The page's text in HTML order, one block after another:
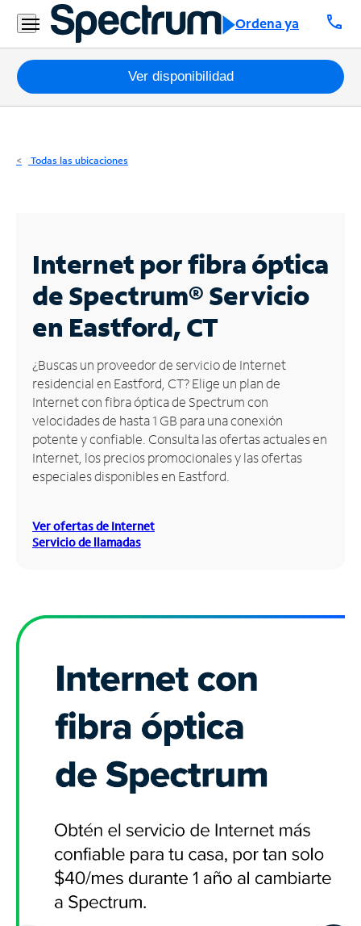
Ordena ya call
Residencial
Business
Paquetes
Internet
Business
Contáctanos
Inglés
Administrar
cuenta
Encuentra
una
tienda
Ver disponibilidad
Todas las ubicaciones
Internet por fibra óptica
de Spectrum®Servicio
en Eastford, CT
¿Buscas un proveedor de servicio de Internet
residencial en Eastford, CT? Elige un plan de
Internet con fibra óptica de Spectrum con
velocidades de hasta 1 GB para una conexión
potente y confiable. Consulta las ofertas actuales en
Internet, los precios promocionales y las ofertas
especiales disponibles en Eastford.
Ver ofertas de Internet
Servicio de llamadas